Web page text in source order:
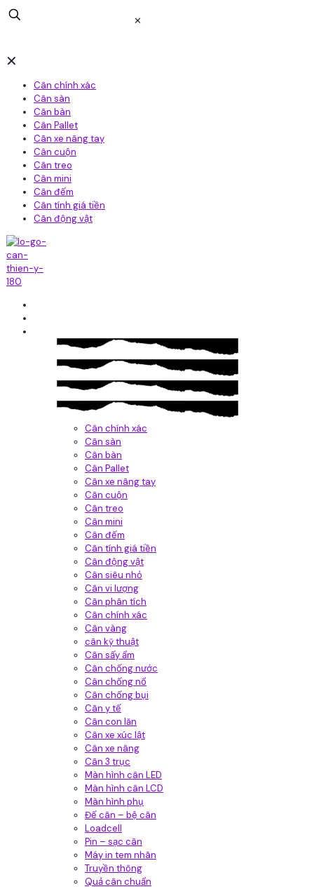
✕
✕
Cân chính xác
Cân sàn
Cân bàn
Cân Pallet
Cân xe nâng tay
Cân cuộn
Cân treo
Cân mini
Cân đếm
Cân tính giá tiền
Cân động vật
Cân chính xác
Cân sàn
Cân bàn
Cân Pallet
Cân xe nâng tay
Cân cuộn
Cân treo
Cân mini
Cân đếm
Cân tính giá tiền
Cân động vật
Cân siêu nhỏ
Cân vi lượng
Cân phân tích
Cân chính xác
Cân vàng
cân kỹ thuật
Cân sấy ẩm
Cân chống nước
Cân chống nổ
Cân chống bụi
Cân y tế
Cân con lăn
Cân xe xúc lật
Cân xe nâng
Cân 3 trục
Màn hình cân LED
Màn hình cân LCD
Màn hình phụ
Đế cân – bệ cân
Loadcell
Pin – sạc cân
Máy in tem nhãn
Truyền thông
Quả cân chuẩn